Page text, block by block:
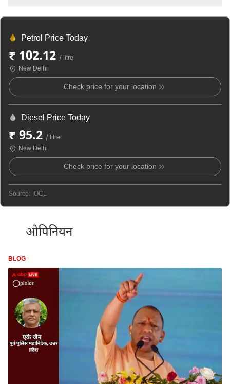
Petrol Price Today
₹ 102.12 / litre
New Delhi
Check price for your location
Diesel Price Today
₹ 95.2 / litre
New Delhi
Check price for your location
Source: IOCL
ओपिनियन
BLOG